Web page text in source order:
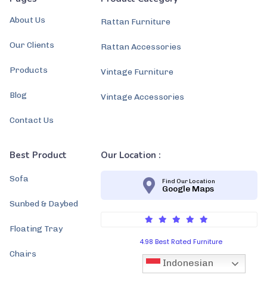
About Us
Our Clients
Products
Blog
Contact Us
Rattan Furniture
Rattan Accessories
Vintage Furniture
Vintage Accessories
Best Product
Sofa
Sunbed & Daybed
Floating Tray
Chairs
Our Location :
Find Our Location
Google Maps
4.98 Best Rated Furniture
Indonesian